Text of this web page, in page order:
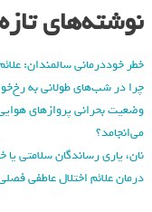
نوشته‌های تازه
خطر خوددرمانی سالمندان:
چرا در شب‌های طولانی به
وضعیت بحرانی پروازهای هوایی
می‌انجامد؟
نان، یاری رساندگان سلامتی
درمان علائم اختلال عاطفی